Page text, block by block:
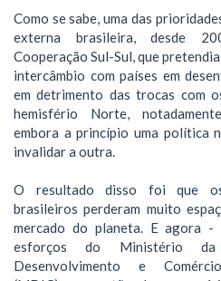
Como se sabe, uma das
externa brasileira, desde
Cooperação Sul-Sul, que
intercâmbio com países em
em detrimento das trocas com
hemisfério Norte,
embora a princípio uma política
invalidar a outra.
O resultado disso foi que
brasileiros perderam muito
mercado do planeta. E agora -
esforços do Ministério da
Desenvolvimento e